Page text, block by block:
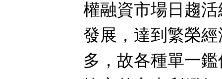
權融資市場日趨
發展，達到繁榮
多，故各種單一